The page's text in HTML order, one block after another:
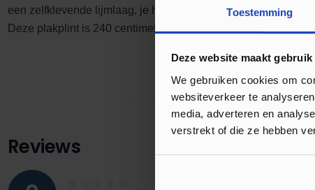
Toestemming
Deze website maakt
We gebruiken cookies om
websiteverkeer te
media, adverteren en
verstrekt of die ze hebben
een zelfklevende lijmlaag, je hoeft dan ook geen lijm aan te
Deze plakplint is 240 centimeter lang waardoor je snel meters
Reviews